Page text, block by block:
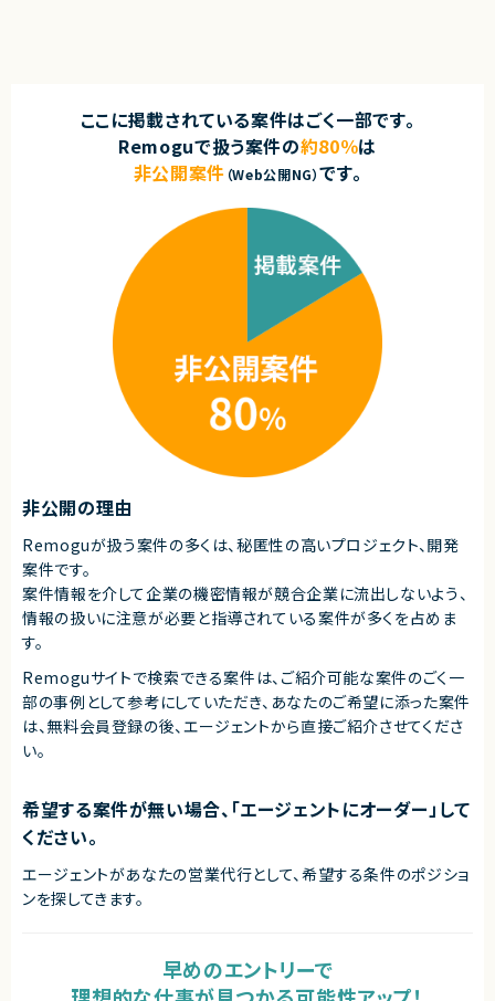
ここに掲載されている案件はごく一部です。
Remoguで扱う案件の約80％は
非公開案件 （Web公開NG）です。
非公開の理由
Remoguが扱う案件の多くは、秘匿性の高いプロジェクト、開発
案件です。
案件情報を介して企業の機密情報が競合企業に流出しないよう、
情報の扱いに注意が必要と指導されている案件が多くを占めま
す。
Remoguサイトで検索できる案件は、ご紹介可能な案件のごく一
部の事例として参考にしていただき、 あなたのご希望に添った案件
は、無料会員登録の後、エージェントから直接ご紹介させてくださ
い。
希望する案件が無い場合、「エージェントにオーダー」して
ください。
エージェントがあなたの営業代行として、希望する条件のポジショ
ンを探してきます。
早めのエントリーで